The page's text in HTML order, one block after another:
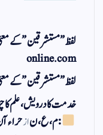
لفظ ” مستشرقین ” کے
online.com
لفظ ” مستشرقین ” کے
خدمت کا درویش، علم
: م ، ع ، نازحراء